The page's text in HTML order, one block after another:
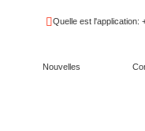
Nouvelles
Quelle est l'application: